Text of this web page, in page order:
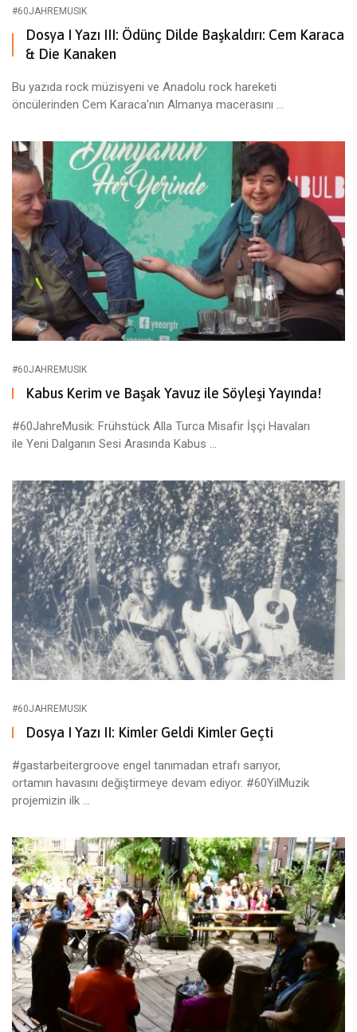
#60JAHREMUSIK
Dosya I Yazı III: Ödünç Dilde Başkaldırı: Cem Karaca
& Die Kanaken
Bu yazıda rock müzisyeni ve Anadolu rock hareketi
öncülerinden Cem Karaca’nın Almanya macerasını ...
#60JAHREMUSIK
Kabus Kerim ve Başak Yavuz ile Söyleşi Yayında!
#60JahreMusik: Frühstück Alla Turca Misafir İşçi Havaları
ile Yeni Dalganın Sesi Arasında Kabus ...
#60JAHREMUSIK
Dosya I Yazı II: Kimler Geldi Kimler Geçti
#gastarbeitergroove engel tanımadan etrafı sarıyor,
ortamın havasını değiştirmeye devam ediyor. #60YilMuzik
projemizin ilk ...